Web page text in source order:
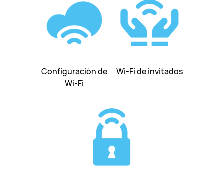
Configuración de
Wi-Fi
Wi-Fi de invitados